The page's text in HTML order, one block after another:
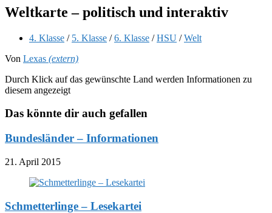
Weltkarte – politisch und interaktiv
Beitrags-
4. Klasse / 5. Klasse / 6. Klasse / HSU / Welt
Von Lexas (extern)
Durch Klick auf das gewünschte Land werden Informationen zu
diesem angezeigt
Das könnte dir auch gefallen
Bundesländer – Informationen
21. April 2015
Schmetterlinge – Lesekartei